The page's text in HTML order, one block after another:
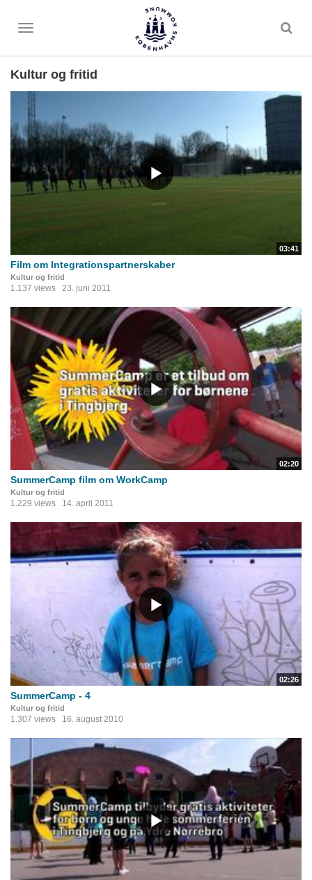
Toggle
Kultur og fritid
03:41
Film om Integrationspartnerskaber
Kultur og fritid
1.137 views 23. juni 2011
02:20
SummerCamp film om WorkCamp
Kultur og fritid
1.229 views 14. april 2011
02:26
SummerCamp - 4
Kultur og fritid
1.307 views 16. august 2010